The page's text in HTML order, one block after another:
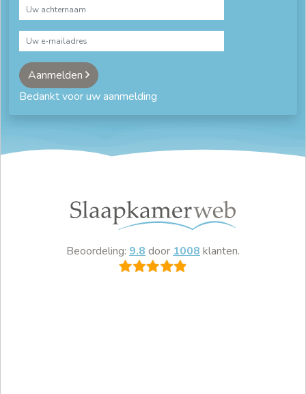
Aanmelden
Bedankt voor uw aanmelding
Beoordeling: 9.8 door 1008 klanten.